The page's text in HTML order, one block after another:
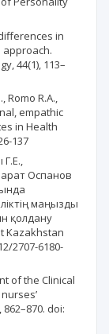
in
44(1), 113–
Romo R.A.,
empathic
in Health
137
Оспанов
маңызды
қолдану
Kazakhstan
2707-6180-
of the Clinical
doi: